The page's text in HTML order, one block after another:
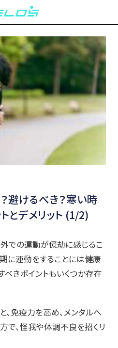
避けるべき？寒い時
とデメリット (1/2)
での運動が億劫に感じるこ
に運動をすることには健康
きポイントもいくつか存在
免疫力を高め、メンタルヘ
で、怪我や体調不良を招くリ